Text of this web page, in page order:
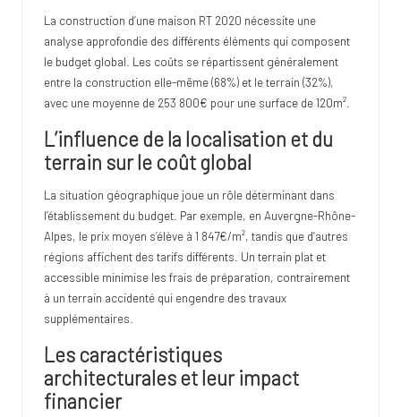
La construction d’une maison RT 2020 nécessite une
analyse approfondie des différents éléments qui composent
le budget global. Les coûts se répartissent généralement
entre la construction elle-même (68%) et le terrain (32%),
avec une moyenne de 253 800€ pour une surface de 120m².
L’influence de la localisation et du
terrain sur le coût global
La situation géographique joue un rôle déterminant dans
l’établissement du budget. Par exemple, en Auvergne-Rhône-
Alpes, le prix moyen s’élève à 1 847€/m², tandis que d’autres
régions affichent des tarifs différents. Un terrain plat et
accessible minimise les frais de préparation, contrairement
à un terrain accidenté qui engendre des travaux
supplémentaires.
Les caractéristiques
architecturales et leur impact
financier